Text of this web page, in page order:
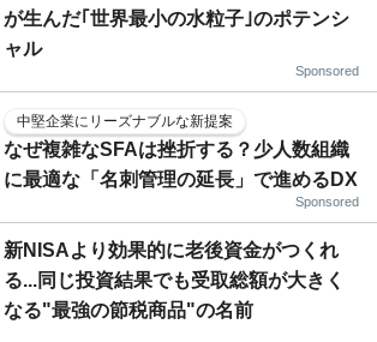
が生んだ｢世界最小の水粒子｣のポテンシ
ャル
Sponsored
中堅企業にリーズナブルな新提案
なぜ複雑なSFAは挫折する？少人数組織
に最適な「名刺管理の延長」で進めるDX
Sponsored
新NISAより効果的に老後資金がつくれ
る...同じ投資結果でも受取総額が大きく
なる"最強の節税商品"の名前